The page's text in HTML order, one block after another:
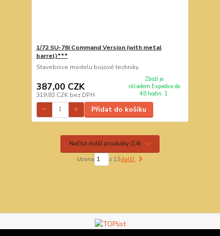
1/72 SU-76I Command Version (with metal
barrel)***
Stavebnice modelu bojové techniky.
387,00 CZK
319,83 CZK bez DPH
Zboží je
skladem.Expedice do
48 hodin. 1
Přidat do košíku
Načíst další produkty (14)
strana z 13další